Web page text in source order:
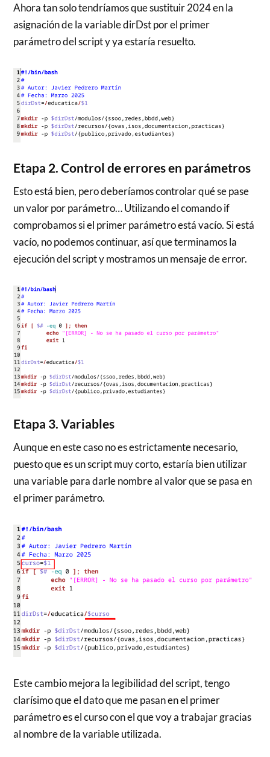
Ahora tan solo tendríamos que sustituir 2024 en la
asignación de la variable dirDst por el primer
parámetro del script y ya estaría resuelto.
Etapa 2. Control de errores en parámetros
Esto está bien, pero deberíamos controlar qué se pase
un valor por parámetro… Utilizando el comando if
comprobamos si el primer parámetro está vacío. Si está
vacío, no podemos continuar, así que terminamos la
ejecución del script y mostramos un mensaje de error.
Etapa 3. Variables
Aunque en este caso no es estrictamente necesario,
puesto que es un script muy corto, estaría bien utilizar
una variable para darle nombre al valor que se pasa en
el primer parámetro.
Este cambio mejora la legibilidad del script, tengo
clarísimo que el dato que me pasan en el primer
parámetro es el curso con el que voy a trabajar gracias
al nombre de la variable utilizada.